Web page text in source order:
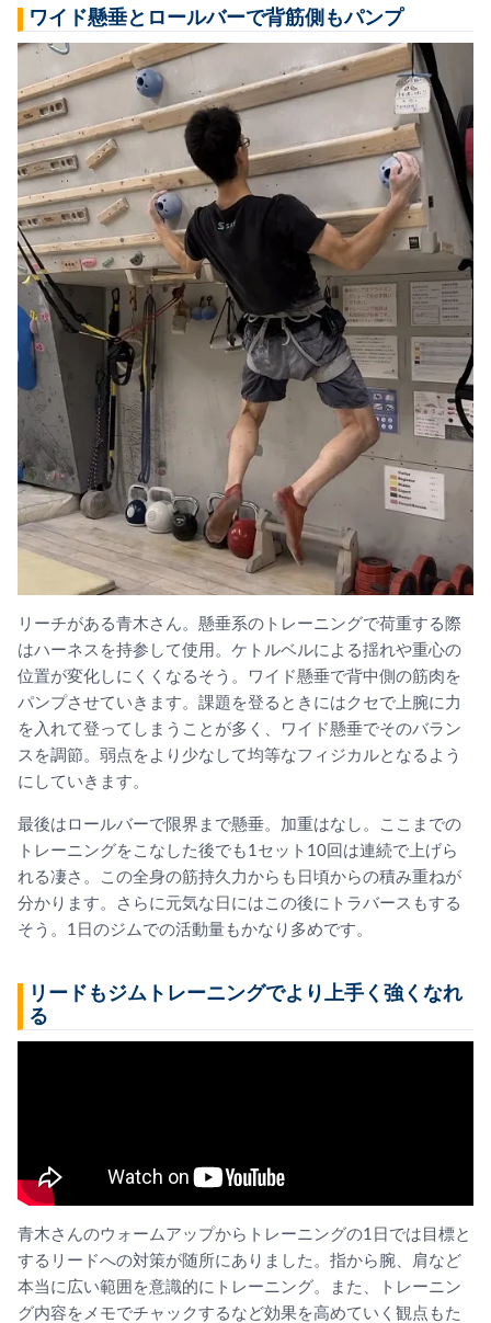
ワイド懸垂とロールバーで背筋側もパンプ
リーチがある青木さん。懸垂系のトレーニングで荷重する際
はハーネスを持参して使用。ケトルベルによる揺れや重心の
位置が変化しにくくなるそう。ワイド懸垂で背中側の筋肉を
パンプさせていきます。課題を登るときにはクセで上腕に力
を入れて登ってしまうことが多く、ワイド懸垂でそのバラン
スを調節。弱点をより少なして均等なフィジカルとなるよう
にしていきます。
最後はロールバーで限界まで懸垂。加重はなし。ここまでの
トレーニングをこなした後でも1セット10回は連続で上げら
れる凄さ。この全身の筋持久力からも日頃からの積み重ねが
分かります。さらに元気な日にはこの後にトラバースもする
そう。1日のジムでの活動量もかなり多めです。
リードもジムトレーニングでより上手く強くなれ
る
青木さんのウォームアップからトレーニングの1日では目標と
するリードへの対策が随所にありました。指から腕、肩など
本当に広い範囲を意識的にトレーニング。また、トレーニン
グ内容をメモでチャックするなど効果を高めていく観点もた